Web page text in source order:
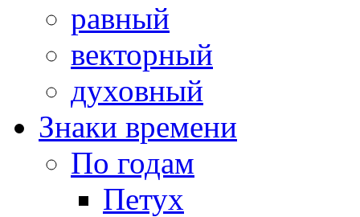
равный
векторный
духовный
Знаки времени
По годам
Петух